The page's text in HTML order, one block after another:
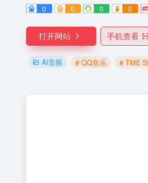
0
0 0 0
打开网站 手机查看
AI音频 # QQ音乐 # TME